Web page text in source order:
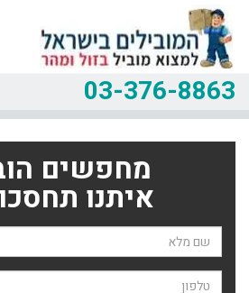
03-376-8863
מחפשים
איתנו
שם השולח
טלפון